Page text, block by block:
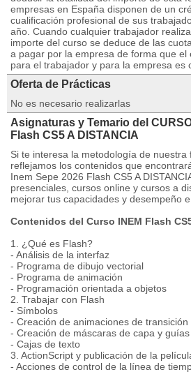
empresas en España disponen de un
cualificación profesional de sus
año. Cuando cualquier trabajador
importe del curso se deduce de las
a pagar por la empresa de forma que el
para el trabajador y para la empresa es
Oferta de Prácticas
No es necesario realizarlas
Asignaturas y Temario del
Flash CS5 A DISTANCIA
Si te interesa la metodología de nuestra
reflejamos los contenidos que
Inem Sepe 2026 Flash CS5 A
presenciales, cursos online y cursos a
mejorar tus capacidades y desempeño
Contenidos del Curso INEM Flash
1. ¿Qué es Flash?
- Análisis de la interfaz
- Programa de dibujo vectorial
- Programa de animación
- Programación orientada a objetos
2. Trabajar con Flash
- Símbolos
- Creación de animaciones de transición
- Creación de máscaras de capa y
- Cajas de texto
3. ActionScript y publicación de la
- Acciones de control de la línea de